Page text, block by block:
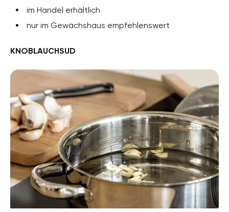
im Handel erhältlich
nur im Gewächshaus empfehlenswert
KNOBLAUCHSUD